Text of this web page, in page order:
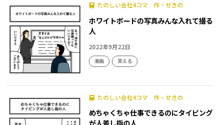
たのしい会社4コマ 作・せきの
ホワイトボードの写真みんな入れて撮る
人
2022年9月22日
漫画 笑える
たのしい会社4コマ 作・せきの
めちゃくちゃ仕事できるのにタイピング